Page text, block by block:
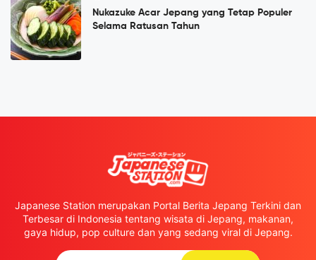
Nukazuke Acar Jepang yang Tetap Populer
Selama Ratusan Tahun
Japanese Station merupakan Portal Berita Jepang Terkini dan
Terbesar di Indonesia tentang wisata di Jepang, makanan,
gaya hidup, pop culture dan yang sedang viral di Jepang.